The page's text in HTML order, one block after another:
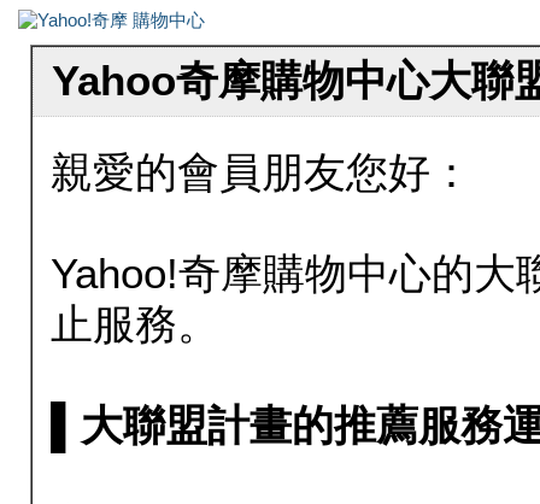
Yahoo奇摩購物中心大聯
親愛的會員朋友您好：
Yahoo!奇摩購物中心的大
止服務。
▌大聯盟計畫的推薦服務